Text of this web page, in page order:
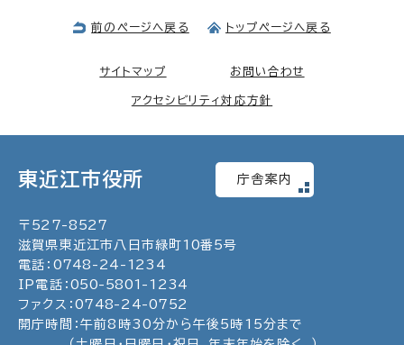
前のページへ戻る トップページへ戻る
サイトマップ お問い合わせ
アクセシビリティ対応方針
東近江市役所 庁舎案内
〒 527-8527
滋賀県東近江市八日市緑町10番5号
電話： 0748 - 24 - 1234
IP電話： 050- 5801 - 1234
ファクス： 0748- 24-0752
開庁時間：午前8時30分から午後5時15分まで